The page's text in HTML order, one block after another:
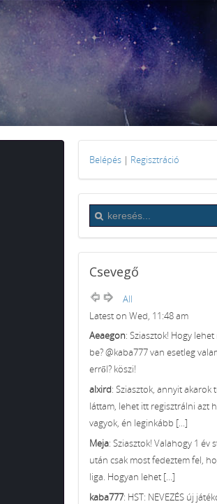
Belépés | Regisztráció
Csevegő
All
Latest on Wed, 11:48 am
Aeaegon: Sziasztok! Hogy
be? @kaba777 van esetleg
erről? köszi!
alxird: Sziasztok, annyit akarok
láttam, lehet itt regisztrálni azt
vagyok, én leginkább [...]
Meja: Sziasztok! Valahogy 1 év
után csak most fedeztem fel,
liga. Hogyan lehet [...]
kaba777: HST: NEVEZÉS új